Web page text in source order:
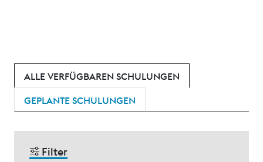
ALLE VERFÜGBAREN SCHULUNGEN
GEPLANTE SCHULUNGEN
Filter